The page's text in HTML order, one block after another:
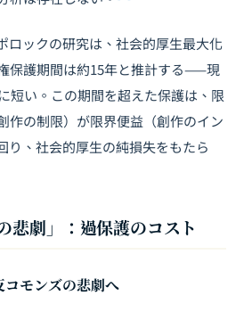
ロックの研究は、社会的厚生最大化
保護期間は約15年と推計する——現
短い。この期間を超えた保護は、限
作の制限）が限界便益（創作のイン
り、社会的厚生の純損失をもたら
悲劇」：過保護のコスト
コモンズの悲劇へ